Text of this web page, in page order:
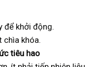
để khởi động.
chìa khóa.
tiêu hao